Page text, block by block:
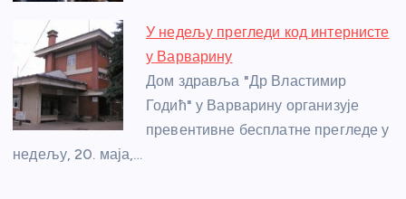
У недељу прегледи код интернисте
у Варварину
Дом здравља "Др Властимир
Годић" у Варварину организује
превентивне бесплатне прегледе у
недељу, 20. маја,…